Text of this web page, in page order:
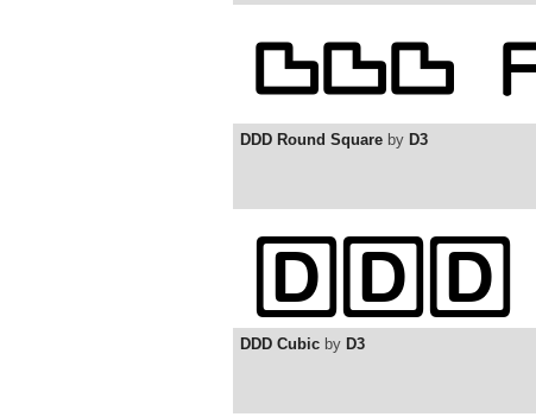
DDD Round Square by D3
DDD Cubic by D3